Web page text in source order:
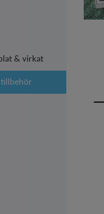
& virkat
tillbehör